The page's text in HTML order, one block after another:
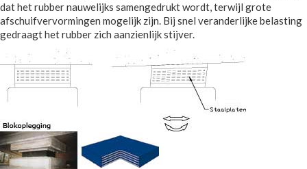
dat het rubber nauwelijks samengedrukt wordt, terwijl grote
afschuifvervormingen mogelijk zijn. Bij snel veranderlijke belasting
gedraagt het rubber zich aanzienlijk stijver.